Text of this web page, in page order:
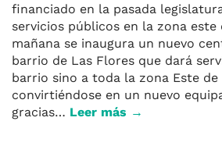
financiado en la pasada
servicios públicos en la zona este
mañana se inaugura un nuevo
barrio de Las Flores que dará
barrio sino a toda la zona Este de
convirtiéndose en un nuevo
gracias… Leer más →